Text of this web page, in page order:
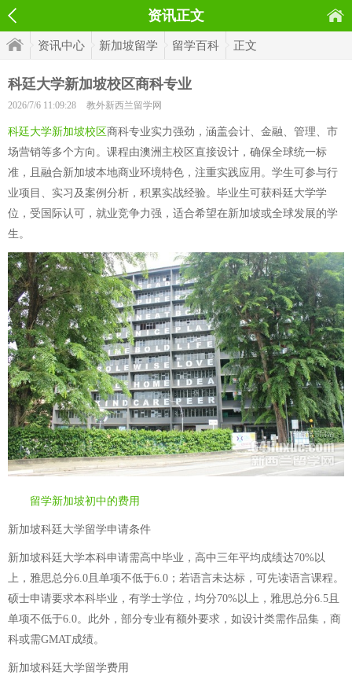
资讯正文
资讯中心 新加坡留学 留学百科 正文
科廷大学新加坡校区商科专业
2026/7/6 11:09:28 教外新西兰留学网
科廷大学新加坡校区商科专业实力强劲，涵盖会计、金融、管理、市
场营销等多个方向。课程由澳洲主校区直接设计，确保全球统一标
准，且融合新加坡本地商业环境特色，注重实践应用。学生可参与行
业项目、实习及案例分析，积累实战经验。毕业生可获科廷大学学
位，受国际认可，就业竞争力强，适合希望在新加坡或全球发展的学
生。
留学新加坡初中的费用
新加坡科廷大学留学申请条件
新加坡科廷大学本科申请需高中毕业，高中三年平均成绩达70%以
上，雅思总分6.0且单项不低于6.0；若语言未达标，可先读语言课程。
硕士申请要求本科毕业，有学士学位，均分70%以上，雅思总分6.5且
单项不低于6.0。此外，部分专业有额外要求，如设计类需作品集，商
科或需GMAT成绩。
新加坡科廷大学留学费用